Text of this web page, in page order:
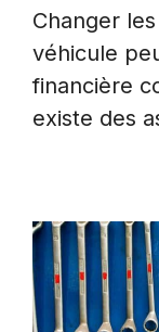
Changer
véhicule
financière
existe des